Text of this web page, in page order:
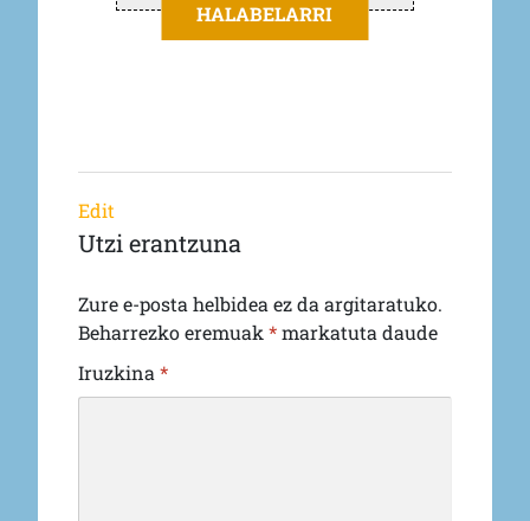
HALABELARRI
Edit
Utzi erantzuna
Zure e-posta helbidea ez da argitaratuko.
Beharrezko eremuak *markatuta daude
Iruzkina *